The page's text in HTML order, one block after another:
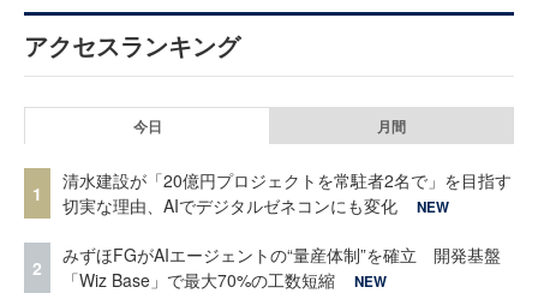
アクセスランキング
今日 月間
1
清水建設が「20億円プロジェクトを常駐者2名で」を目指す
切実な理由、AIでデジタルゼネコンにも変化
NEW
2
みずほFGがAIエージェントの“量産体制”を確立 開発基盤
「Wiz Base」で最大70%の工数短縮
NEW